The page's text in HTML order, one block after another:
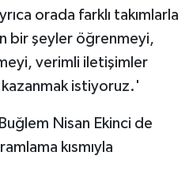
orada farklı takımlarla
bir şeyler öğrenmeyi,
verimli iletişimler
istiyoruz.'
Nisan Ekinci de
kısmıyla